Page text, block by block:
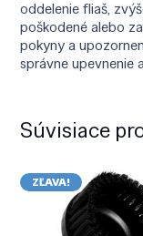
oddelenie fliaš,
poškodené alebo
pokyny a
správne upevnenie
Súvisiace
ZĽAVA!